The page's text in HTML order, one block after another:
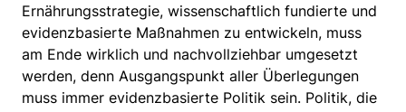
Ernährungsstrategie, wissenschaftlich fundierte und
evidenzbasierte Maßnahmen zu entwickeln, muss
am Ende wirklich und nachvollziehbar umgesetzt
werden, denn Ausgangspunkt aller Überlegungen
muss immer evidenzbasierte Politik sein. Politik, die